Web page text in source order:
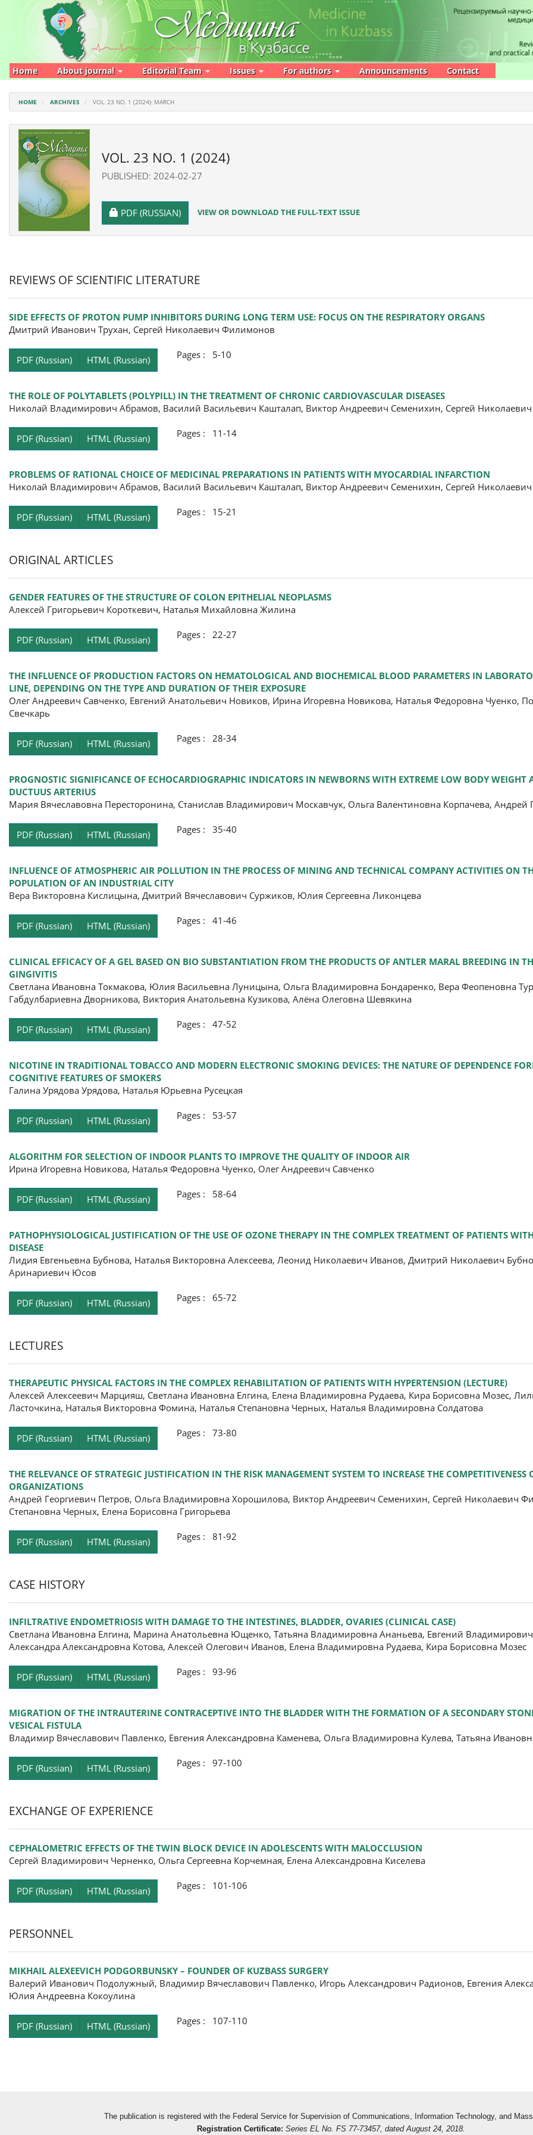
Main
Navigation
Main
Content
Home About journal Editorial Team Issues For authors Announcements Contact
HOME ARCHIVES VOL. 23 NO. 1 (2024): MARCH
VOL. 23 NO. 1 (2024)
PUBLISHED: 2024-02-27
REQUIRES SUBSCRIPTION
PDF (RUSSIAN) VIEW OR DOWNLOAD THE FULL-TEXT ISSUE
REVIEWS OF SCIENTIFIC LITERATURE
SIDE EFFECTS OF PROTON PUMP INHIBITORS DURING LONG TERM USE: FOCUS ON THE RESPIRATORY ORGANS
Дмитрий Иванович Трухан, Сергей Николаевич Филимонов
PDF (Russian) HTML (Russian) Pages : 5-10
THE ROLE OF POLYTABLETS (POLYPILL) IN THE TREATMENT OF CHRONIC CARDIOVASCULAR DISEASES
Николай Владимирович Абрамов, Василий Васильевич Кашталап, Виктор Андреевич Семенихин, Сергей
PDF (Russian) HTML (Russian) Pages : 11-14
PROBLEMS OF RATIONAL CHOICE OF MEDICINAL PREPARATIONS IN PATIENTS WITH MYOCARDIAL INFARCTION
Николай Владимирович Абрамов, Василий Васильевич Кашталап, Виктор Андреевич Семенихин, Сергей
PDF (Russian) HTML (Russian) Pages : 15-21
ORIGINAL ARTICLES
GENDER FEATURES OF THE STRUCTURE OF COLON EPITHELIAL NEOPLASMS
Алексей Григорьевич Короткевич, Наталья Михайловна Жилина
PDF (Russian) HTML (Russian) Pages : 22-27
THE INFLUENCE OF PRODUCTION FACTORS ON HEMATOLOGICAL AND BIOCHEMICAL BLOOD PARAMETERS IN
LINE, DEPENDING ON THE TYPE AND DURATION OF THEIR EXPOSURE
Олег Андреевич Савченко, Евгений Анатольевич Новиков, Ирина Игоревна Новикова, Наталья Федоровна Чуенко,
Свечкарь
PDF (Russian) HTML (Russian) Pages : 28-34
PROGNOSTIC SIGNIFICANCE OF ECHOCARDIOGRAPHIC INDICATORS IN NEWBORNS WITH EXTREME LOW BODY WEIGHT
DUCTUUS ARTERIUS
Мария Вячеславовна Пересторонина, Станислав Владимирович Москавчук, Ольга Валентиновна Корпачева, Андрей
PDF (Russian) HTML (Russian) Pages : 35-40
INFLUENCE OF ATMOSPHERIC AIR POLLUTION IN THE PROCESS OF MINING AND TECHNICAL COMPANY ACTIVITIES ON
POPULATION OF AN INDUSTRIAL CITY
Вера Викторовна Кислицына, Дмитрий Вячеславович Суржиков, Юлия Сергеевна Ликонцева
PDF (Russian) HTML (Russian) Pages : 41-46
CLINICAL EFFICACY OF A GEL BASED ON BIO SUBSTANTIATION FROM THE PRODUCTS OF ANTLER MARAL BREEDING IN
GINGIVITIS
Светлана Ивановна Токмакова, Юлия Васильевна Луницына, Ольга Владимировна Бондаренко, Вера Феопеновна
Габдулбариевна Дворникова, Виктория Анатольевна Кузикова, Алёна Олеговна Шевякина
PDF (Russian) HTML (Russian) Pages : 47-52
NICOTINE IN TRADITIONAL TOBACCO AND MODERN ELECTRONIC SMOKING DEVICES: THE NATURE OF DEPENDENCE
COGNITIVE FEATURES OF SMOKERS
Галина Урядова Урядова, Наталья Юрьевна Русецкая
PDF (Russian) HTML (Russian) Pages : 53-57
ALGORITHM FOR SELECTION OF INDOOR PLANTS TO IMPROVE THE QUALITY OF INDOOR AIR
Ирина Игоревна Новикова, Наталья Федоровна Чуенко, Олег Андреевич Савченко
PDF (Russian) HTML (Russian) Pages : 58-64
PATHOPHYSIOLOGICAL JUSTIFICATION OF THE USE OF OZONE THERAPY IN THE COMPLEX TREATMENT OF PATIENTS
DISEASE
Лидия Евгеньевна Бубнова, Наталья Викторовна Алексеева, Леонид Николаевич Иванов, Дмитрий Николаевич
Аринариевич Юсов
PDF (Russian) HTML (Russian) Pages : 65-72
LECTURES
THERAPEUTIC PHYSICAL FACTORS IN THE COMPLEX REHABILITATION OF PATIENTS WITH HYPERTENSION (LECTURE)
Алексей Алексеевич Марцияш, Светлана Ивановна Елгина, Елена Владимировна Рудаева, Кира Борисовна Мозес,
Ласточкина, Наталья Викторовна Фомина, Наталья Степановна Черных, Наталья Владимировна Солдатова
PDF (Russian) HTML (Russian) Pages : 73-80
THE RELEVANCE OF STRATEGIC JUSTIFICATION IN THE RISK MANAGEMENT SYSTEM TO INCREASE THE COMPETITIVENESS
ORGANIZATIONS
Андрей Георгиевич Петров, Ольга Владимировна Хорошилова, Виктор Андреевич Семенихин, Сергей Николаевич
Степановна Черных, Елена Борисовна Григорьева
PDF (Russian) HTML (Russian) Pages : 81-92
CASE HISTORY
INFILTRATIVE ENDOMETRIOSIS WITH DAMAGE TO THE INTESTINES, BLADDER, OVARIES (CLINICAL CASE)
Светлана Ивановна Елгина, Марина Анатольевна Ющенко, Татьяна Владимировна Ананьева, Евгений Владимирович
Александра Александровна Котова, Алексей Олегович Иванов, Елена Владимировна Рудаева, Кира Борисовна Мозес
PDF (Russian) HTML (Russian) Pages : 93-96
MIGRATION OF THE INTRAUTERINE CONTRACEPTIVE INTO THE BLADDER WITH THE FORMATION OF A SECONDARY
VESICAL FISTULA
Владимир Вячеславович Павленко, Евгения Александровна Каменева, Ольга Владимировна Кулева, Татьяна
PDF (Russian) HTML (Russian) Pages : 97-100
EXCHANGE OF EXPERIENCE
CEPHALOMETRIC EFFECTS OF THE TWIN BLOCK DEVICE IN ADOLESCENTS WITH MALOCCLUSION
Сергей Владимирович Черненко, Ольга Сергеевна Корчемная, Елена Александровна Киселева
PDF (Russian) HTML (Russian) Pages : 101-106
PERSONNEL
MIKHAIL ALEXEEVICH PODGORBUNSKY – FOUNDER OF KUZBASS SURGERY
Валерий Иванович Подолужный, Владимир Вячеславович Павленко, Игорь Александрович Радионов, Евгения
Юлия Андреевна Кокоулина
PDF (Russian) HTML (Russian) Pages : 107-110
The publication is registered with the Federal Service for Supervision of Communications, Information Technology, and
Registration Certificate: Series EL No. FS 77-73457, dated August 24, 2018.